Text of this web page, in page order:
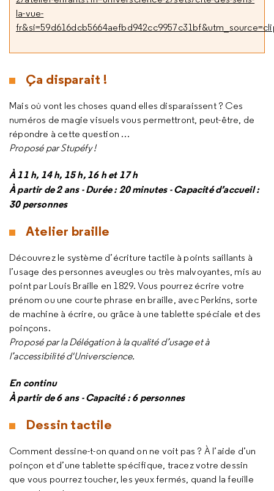
la-vue-
Ça disparait !
Mais où vont les choses quand elles disparaissent ? Ces
numéros de magie visuels vous permettront, peut-être, de
répondre à cette question …
Proposé par Stupéfy !
À 11 h, 14 h, 15 h, 16 h et 17 h
À partir de 2 ans - Durée : 20 minutes - Capacité d’accueil :
30 personnes
Atelier braille
Découvrez le système d’écriture tactile à points saillants à
l’usage des personnes aveugles ou très malvoyantes, mis au
point par Louis Braille en 1829. Vous pourrez écrire votre
prénom ou une courte phrase en braille, avec Perkins, sorte
de machine à écrire, ou grâce à une tablette spéciale et des
poinçons.
Proposé par la Délégation à la qualité d’usage et à
l’accessibilité d'Universcience.
En continu
À partir de 6 ans - Capacité : 6 personnes
Dessin tactile
Comment dessine-t-on quand on ne voit pas ? À l’aide d’un
poinçon et d’une tablette spécifique, tracez votre dessin
que vous pourrez toucher, les yeux fermés, quand la feuille